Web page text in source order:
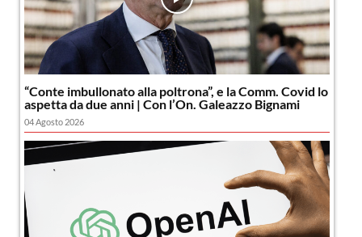
“Conte imbullonato alla poltrona”, e la Comm. Covid lo
aspetta da due anni | Con l’On. Galeazzo Bignami
04 Agosto 2026